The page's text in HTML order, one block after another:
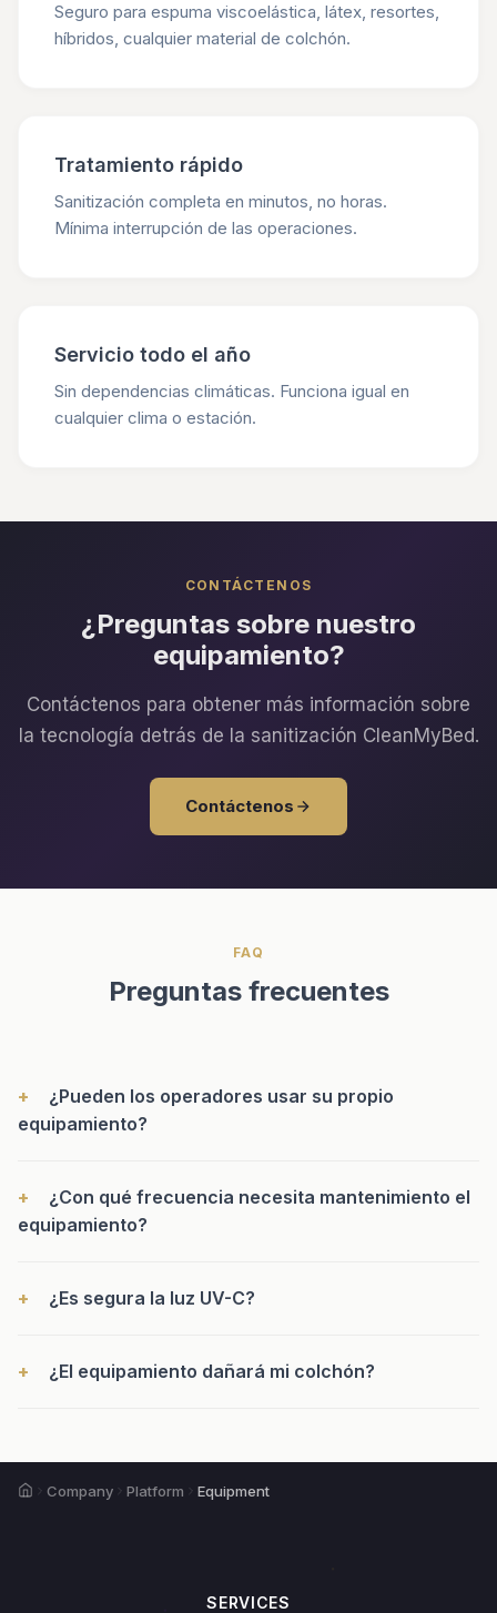
Seguro para espuma viscoelástica, látex, resortes,
híbridos, cualquier material de colchón.
Tratamiento rápido
Sanitización completa en minutos, no horas.
Mínima interrupción de las operaciones.
Servicio todo el año
Sin dependencias climáticas. Funciona igual en
cualquier clima o estación.
CONTÁCTENOS
¿Preguntas sobre nuestro
equipamiento?
Contáctenos para obtener más información sobre
la tecnología detrás de la sanitización CleanMyBed.
Contáctenos
FAQ
Preguntas frecuentes
¿Pueden los operadores usar su propio
equipamiento?
¿Con qué frecuencia necesita mantenimiento el
equipamiento?
¿Es segura la luz UV-C?
¿El equipamiento dañará mi colchón?
HomeCompany Platform Equipment
SERVICES